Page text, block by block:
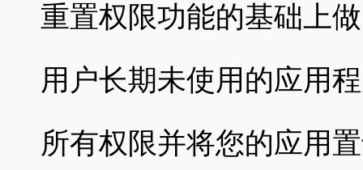
重置权限功能的基础上
用户长期未使用的应用
所有权限并将您的应用